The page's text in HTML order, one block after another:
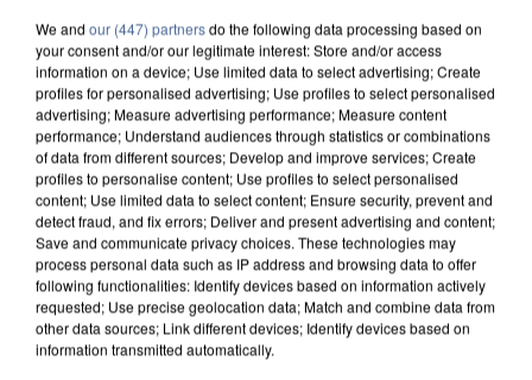
We and our (447) partnersdo the following data processing based on
your consent and/or our legitimate interest: Store and/or access
information on a device; Use limited data to select advertising; Create
profiles for personalised advertising; Use profiles to select personalised
advertising; Measure advertising performance; Measure content
performance; Understand audiences through statistics or combinations
of data from different sources; Develop and improve services; Create
profiles to personalise content; Use profiles to select personalised
content; Use limited data to select content; Ensure security, prevent and
detect fraud, and fix errors; Deliver and present advertising and content;
Save and communicate privacy choices. These technologies may
process personal data such as IP address and browsing data to offer
following functionalities: Identify devices based on information actively
requested; Use precise geolocation data; Match and combine data from
other data sources; Link different devices; Identify devices based on
information transmitted automatically.